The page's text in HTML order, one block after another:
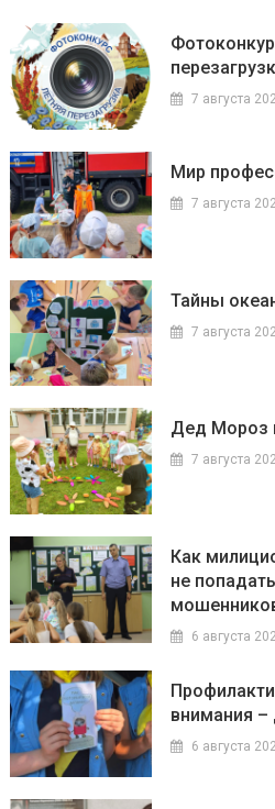
7 августа
Мир
7 августа
Тайны
7 августа
Дед Мороз
7 августа
Как
не
6 августа
внимания –
6 августа